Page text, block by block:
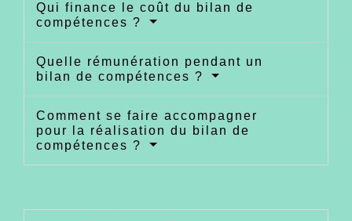
Qui finance le coût du bilan de
compétences ?
Quelle rémunération pendant un
bilan de compétences ?
Comment se faire accompagner
pour la réalisation du bilan de
compétences ?